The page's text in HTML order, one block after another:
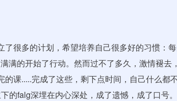
很多的计划，希望培养自己很多好的习惯：
满的开始了行动。然而过不了多久，激情褪去
课.....完成了这些，剩下点时间，自己什么都
的falg深埋在内心深处，成了遗憾，成了口号。